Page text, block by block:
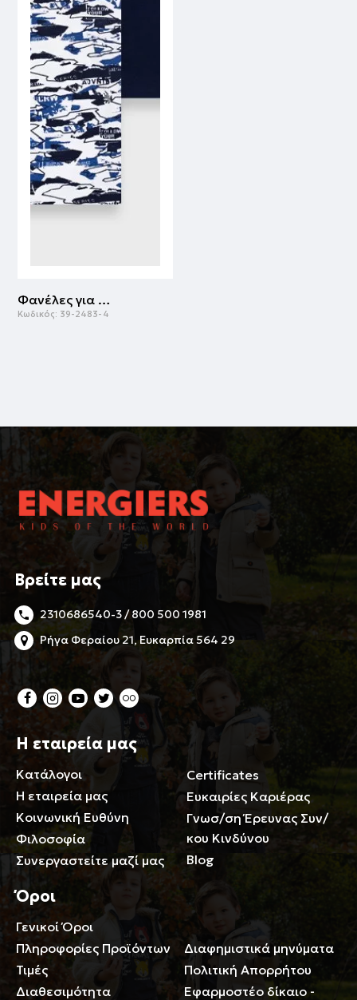
Φανέλες για αγόρι | ΜΑΡΕΝ
Κωδικός: 39-2483-4
Βρείτε μας
2310686540-3 / 800 500 1981
Ρήγα Φεραίου 21, Ευκαρπία 564 29
Η εταιρεία μας
Κατάλογοι
Η εταιρεία μας
Κοινωνική Ευθύνη
Φιλοσοφία
Συνεργαστείτε μαζί μας
Certificates
Ευκαιρίες Καριέρας
Γνωσ/ση Έρευνας Συν/
κου Κινδύνου
Blog
Όροι
Γενικοί Όροι
Πληροφορίες Προϊόντων
Τιμές
Διαθεσιμότητα
Περιορισμοί ευθύνης
Διαφημιστικά μηνύματα
Πολιτική Απορρήτου
Εφαρμοστέο δίκαιο -